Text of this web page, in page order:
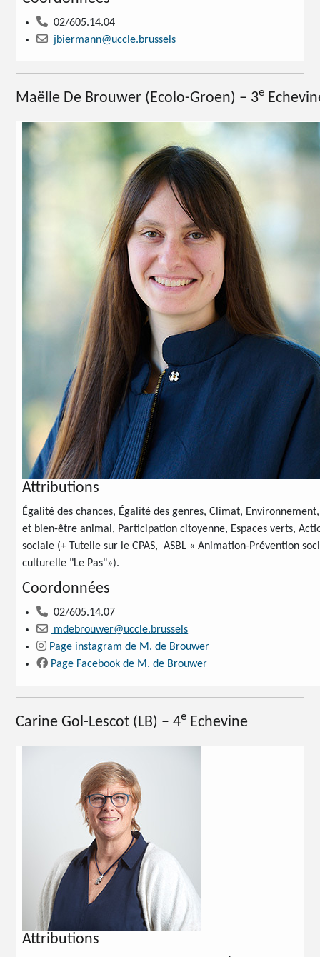
02/605.14.04
jbiermann@uccle.brussels
Maëlle De Brouwer (Ecolo-Groen) – 3e
Attributions
Égalité des chances, Égalité des genres, Climat,
et bien-être animal, Participation citoyenne, Espaces verts,
sociale (+ Tutelle sur le CPAS, ASBL « Animation-Prévention
culturelle "Le Pas"»).
Coordonnées
02/605.14.07
mdebrouwer@uccle.brussels
Page instagram de M. de Brouwer
Page Facebook de M. de Brouwer
Carine Gol-Lescot (LB) – 4e Echevine
Attributions